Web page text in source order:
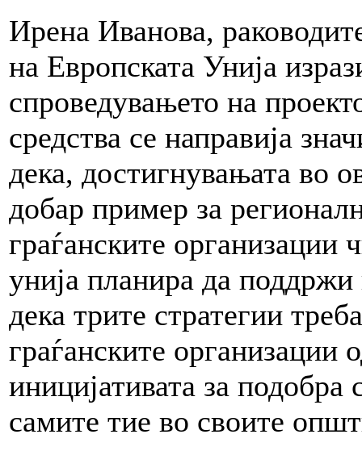
Ирена Иванова,
на Европската Унија
спроведувањето на
средства се направија
дека, достигнувањата во
добар пример за
граѓанските организации
унија планира да
дека трите стратегии
граѓанските организации
иницијативата за подобра
самите тие во своите